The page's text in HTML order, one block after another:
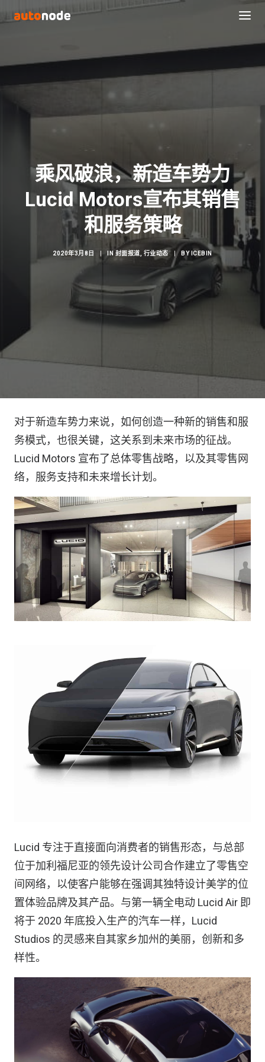
Search
乘风破浪，新造车势力
Lucid Motors宣布其销售
和服务策略
2020年3月8日 IN 封面报道 行业动态 | BY ICEBIN
对于新造车势力来说，如何创造一种新的销售和服
务模式，也很关键，这关系到未来市场的征战。
Lucid Motors 宣布了总体零售战略，以及其零售网
络，服务支持和未来增长计划。
Lucid 专注于直接面向消费者的销售形态，与总部
位于加利福尼亚的领先设计公司合作建立了零售空
间网络，以使客户能够在强调其独特设计美学的位
置体验品牌及其产品。与第一辆全电动 Lucid Air 即
将于 2020 年底投入生产的汽车一样，Lucid
Studios 的灵感来自其家乡加州的美丽，创新和多
样性。